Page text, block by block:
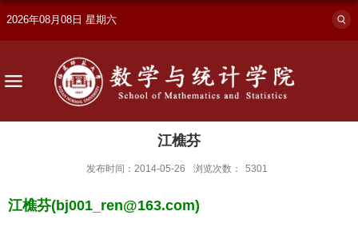
2026年08月08日 星期六
江樵芬
发布时间：2014-05-26 浏览次数： 5301
江樵芬(bj001_ren@163.com)